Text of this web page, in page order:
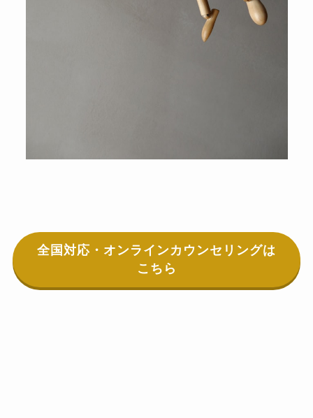
全国対応・オンラインカウンセリングは
こちら